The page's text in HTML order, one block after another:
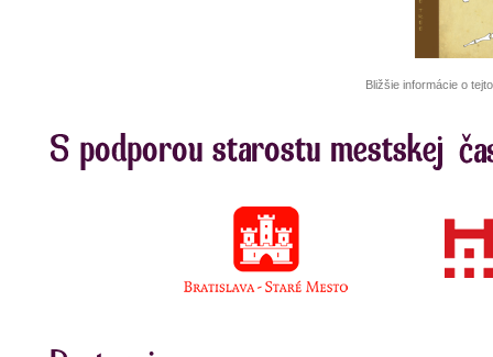
Bližšie informácie o